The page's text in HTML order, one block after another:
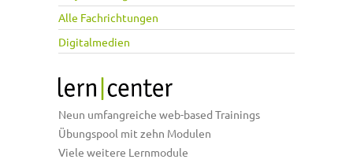
Alle Fachrichtungen
Digitalmedien
Neun umfangreiche web-based Trainings
Übungspool mit zehn Modulen
Viele weitere Lernmodule